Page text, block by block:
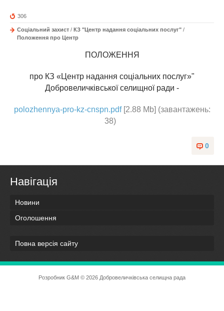
306
Соціальний захист / КЗ "Центр надання соціальних послуг" /
Положення про Центр
ПОЛОЖЕННЯ
про КЗ «Центр надання соціальних послуг»"
Добровеличківської селищної ради -
polozhennya-pro-kz-cnspn.pdf[2.88 Mb] (завантажень:
38)
0
Навігація
Новини
Оголошення
Повна версія сайту
Розробник G&M © 2026 Добровеличківська селищна рада